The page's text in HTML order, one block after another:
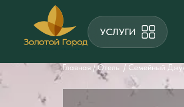
УСЛУГИ
/ Отель / Семейный
Главная